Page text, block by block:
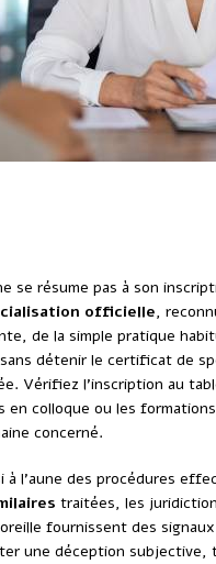
se résume pas à son
officielle,
de la simple pratique
détenir le certificat de
Vérifiez l’inscription au
colloque ou les
concerné.
à l’aune des procédures
traitées, les
fournissent des
une déception subjective,